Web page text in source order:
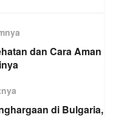
dan Cara Aman
di Bulgaria,